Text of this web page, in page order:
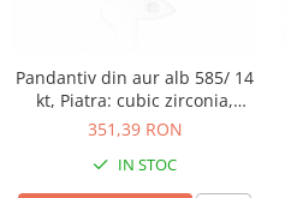
Pandantiv din aur alb 585/ 14
kt, Piatra: cubic zirconia,
Culoare: transparenta
351,39 RON
IN STOC